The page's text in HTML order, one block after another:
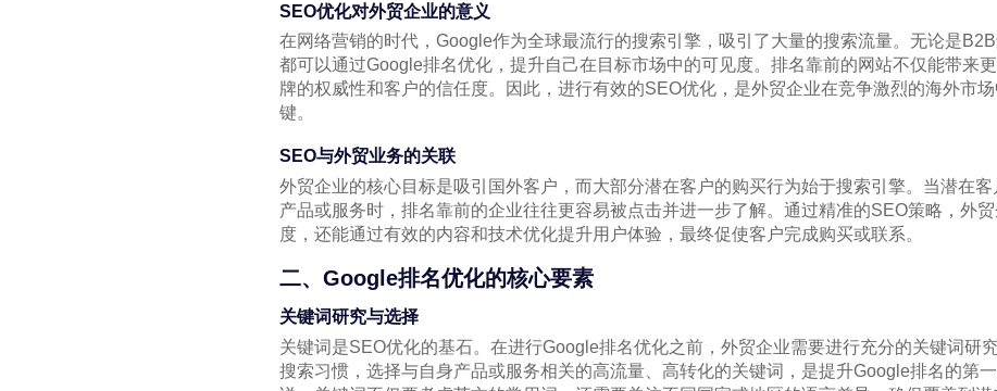
SEO优化对外贸企业的意义
在网络营销的时代，Google作为全球最流行的搜索引擎，吸引了大量的搜索流量。无论是
都可以通过Google排名优化，提升自己在目标市场中的可见度。排名靠前的网站不仅能带来
牌的权威性和客户的信任度。因此，进行有效的SEO优化，是外贸企业在竞争激烈的海外市
键。
SEO与外贸业务的关联
外贸企业的核心目标是吸引国外客户，而大部分潜在客户的购买行为始于搜索引擎。当潜在
产品或服务时，排名靠前的企业往往更容易被点击并进一步了解。通过精准的SEO策略，外
度，还能通过有效的内容和技术优化提升用户体验，最终促使客户完成购买或联系。
二、Google排名优化的核心要素
关键词研究与选择
关键词是SEO优化的基石。在进行Google排名优化之前，外贸企业需要进行充分的关键词研
搜索习惯，选择与自身产品或服务相关的高流量、高转化的关键词，是提升Google排名的第